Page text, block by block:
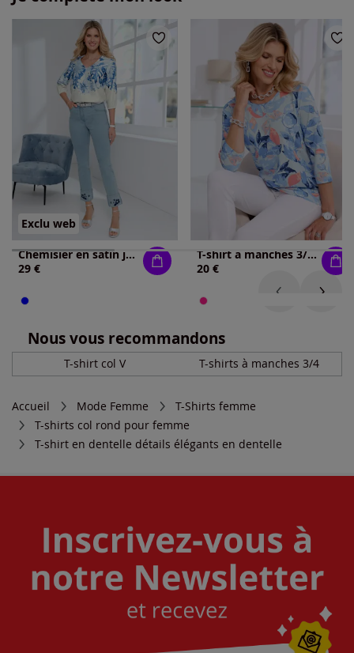
Exclu web
Chemisier en satin joli satin mat brillant
29 €
T-shirt à manches 3/4 joli imprimé feuilles
20 €
Nous vous recommandons
T-shirt col V T-shirts à manches 3/4
Accueil Mode Femme
T-Shirts femme
T-shirts col rond pour femme
T-shirt en dentelle détails élégants en dentelle